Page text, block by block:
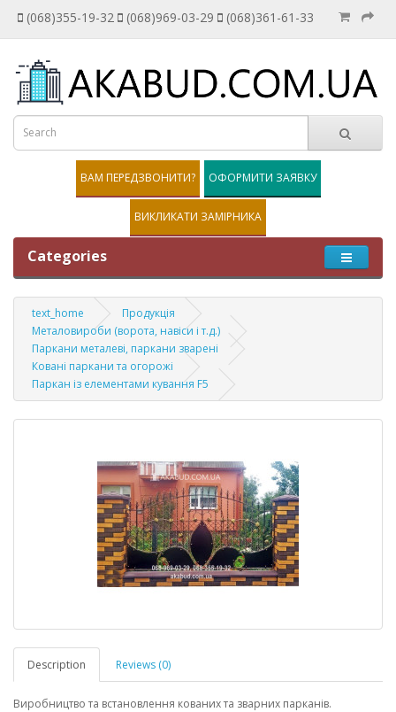
(068)355-19-32 (068)969-03-29 (068)361-61-33
ВАМ ПЕРЕДЗВОНИТИ? ОФОРМИТИ ЗАЯВКУ
ВИКЛИКАТИ ЗАМІРНИКА
Categories
text_home
Продукція
Металовироби (ворота, навіси і т.д.)
Паркани металеві, паркани зварені
Ковані паркани та огорожі
Паркан із елементами кування F5
Description Reviews (0)
Виробництво та встановлення кованих та зварних парканів.